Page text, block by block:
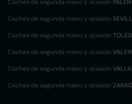
Coches de segunda mano y ocasión
Coches de segunda mano y ocasión
Coches de segunda mano y ocasión
Coches de segunda mano y ocasión
Coches de segunda mano y ocasión
Coches de segunda mano y ocasión